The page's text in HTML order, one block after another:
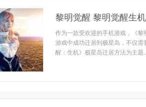
黎明觉醒 黎明觉醒生
作为一款受欢迎的手机游戏，《
游戏中成功迁居到极星岛，不仅
醒：生机》极星岛迁居方法为主题